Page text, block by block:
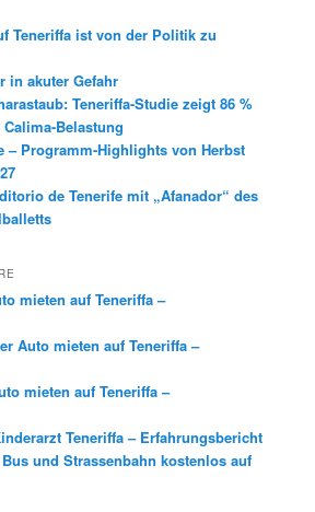
Teneriffa ist von der Politik zu
in akuter Gefahr
Teneriffa-Studie zeigt 86 %
Belastung
– Programm-Highlights von Herbst
de Tenerife mit „Afanador“ des
mieten auf Teneriffa –
Auto mieten auf Teneriffa –
mieten auf Teneriffa –
Teneriffa – Erfahrungsbericht
und Strassenbahn kostenlos auf